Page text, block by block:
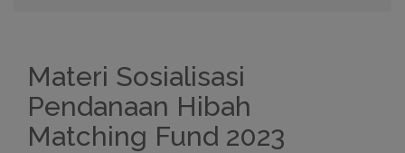
Materi Sosialisasi
Pendanaan Hibah
Matching Fund 2023